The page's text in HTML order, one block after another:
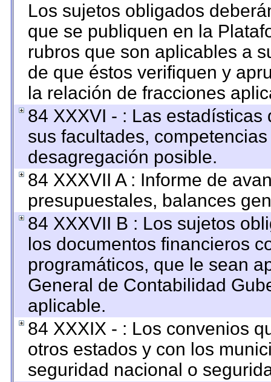
Los sujetos obligados
que se publiquen en la
rubros que son aplicables a
de que éstos verifiquen y
la relación de fracciones
84 XXXVI - : Las
sus facultades,
desagregación posible.
84 XXXVII A : Informe de
presupuestales, balances
84 XXXVII B : Los sujetos
los documentos financieros
programáticos, que le sean
General de Contabilidad
aplicable.
84 XXXIX - : Los convenios
otros estados y con los
seguridad nacional o